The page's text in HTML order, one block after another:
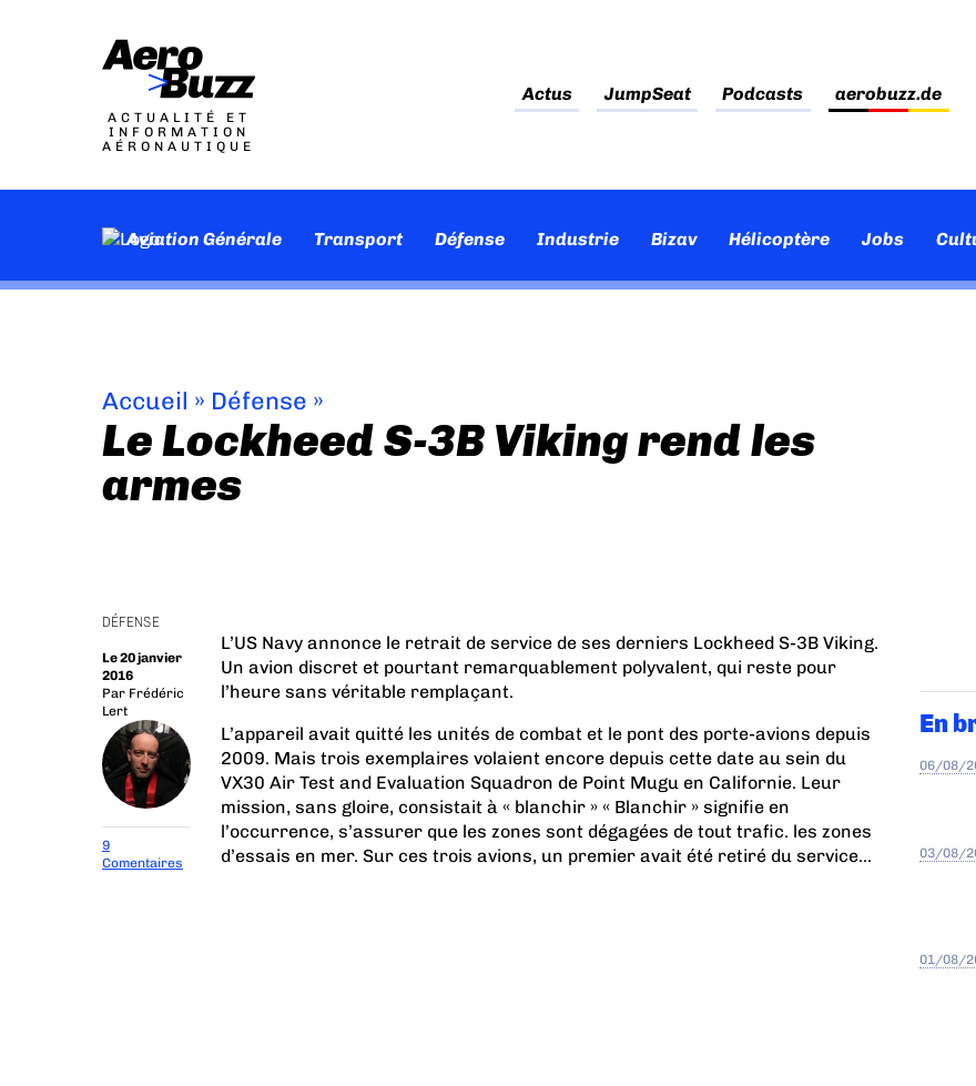
ACTUALITÉ ET
INFORMATION
AÉRONAUTIQUE
Actus JumpSeat Podcasts aerobuzz.de
Aviation Générale Transport Défense Industrie Bizav Hélicoptère Jobs
Accueil » Défense »
Le Lockheed S-3B Viking rend les
armes
DÉFENSE
Le 20 janvier
2016
Par Frédéric
Lert
9
Comentaires
L’US Navy annonce le retrait de service de ses derniers Lockheed S-3B Viking.
Un avion discret et pourtant remarquablement polyvalent, qui reste pour
l’heure sans véritable remplaçant.
L’appareil avait quitté les unités de combat et le pont des porte-avions depuis
2009. Mais trois exemplaires volaient encore depuis cette date au sein du
VX30 Air Test and Evaluation Squadron de Point Mugu en Californie. Leur
mission, sans gloire, consistait à « blanchir » « Blanchir » signifie en
l’occurrence, s’assurer que les zones sont dégagées de tout trafic. les zones
d’essais en mer. Sur ces trois avions, un premier avait été retiré du service...
En
06/08/
03/08/
01/08/